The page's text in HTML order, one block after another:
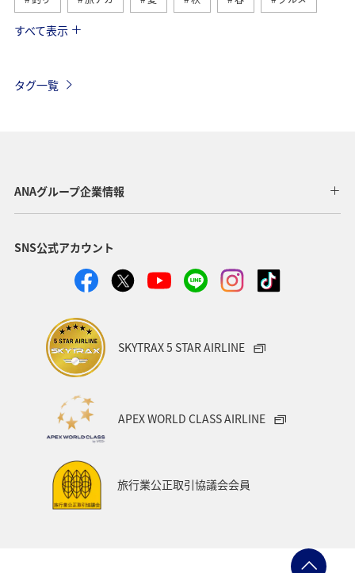
湖 トラウト
秋田県 神奈川県 青森県 釧路 東北海道
熊本県 香川県
旅館 日常 ANAのふるさと納税
富山県 静岡県
ANAショッピング A-style
世界遺産
カップル 関東・甲信越地方
鹿児島県
秋のアクティビティ
すべて表示
タグ一覧
ANAグループ企業情報
SNS公式アカウント
SKYTRAX 5 STAR AIRLINE
APEX WORLD CLASS AIRLINE
旅行業公正取引協議会会員